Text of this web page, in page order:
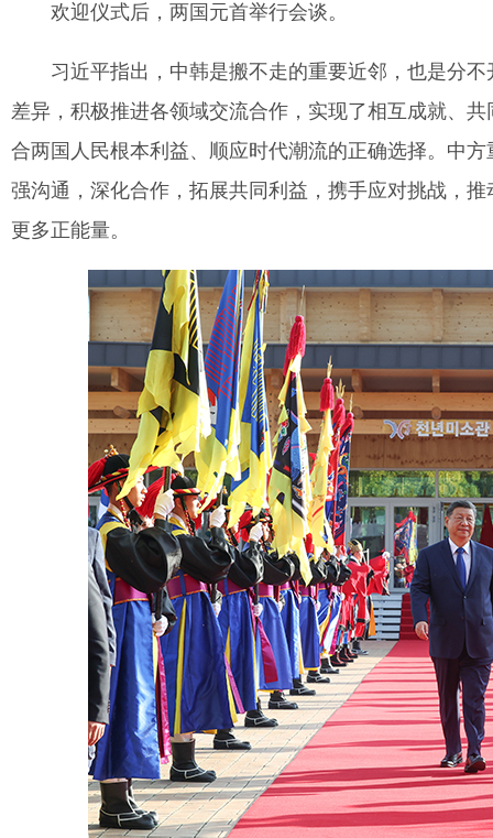
欢迎仪式后，两国元首举行会谈。
习近平指出，中韩是搬不走的重要近邻，也是分
差异，积极推进各领域交流合作，实现了相互成就、
合两国人民根本利益、顺应时代潮流的正确选择。中
强沟通，深化合作，拓展共同利益，携手应对挑战，
更多正能量。